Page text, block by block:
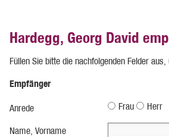
Hardegg, Georg David
Füllen Sie bitte die nachfolgenden Felder
Empfänger
Anrede Frau Herr
Name, Vorname